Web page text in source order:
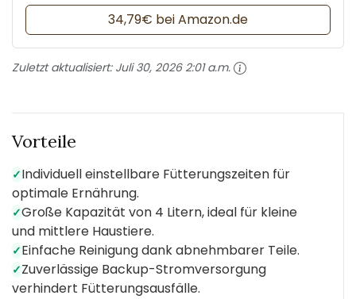
34,79€ bei Amazon.de
Zuletzt aktualisiert: Juli 30, 2026 2:01 a.m.
Vorteile
✓Individuell einstellbare Fütterungszeiten für
optimale Ernährung.
✓Große Kapazität von 4 Litern, ideal für kleine
und mittlere Haustiere.
✓Einfache Reinigung dank abnehmbarer Teile.
✓Zuverlässige Backup-Stromversorgung
verhindert Fütterungsausfälle.